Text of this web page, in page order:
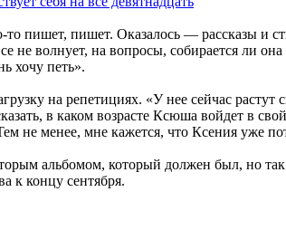
пишет, пишет. Оказалось — рассказы и
волнует, на вопросы, собирается ли
хочу петь».
на репетициях. «У нее сейчас растут
в каком возрасте Ксюша войдет в
менее, мне кажется, что Ксения уже
альбомом, который должен был, но
к концу сентября.